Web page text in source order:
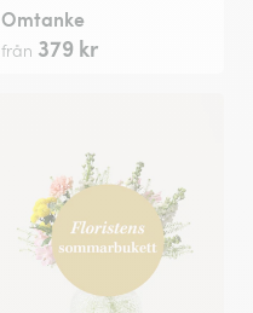
Omtanke
från 379 kr